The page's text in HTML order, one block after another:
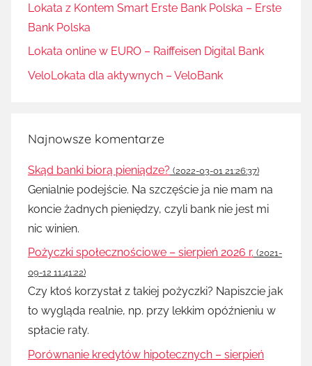
Lokata z Kontem Smart Erste Bank Polska – Erste
Bank Polska
Lokata online w EURO – Raiffeisen Digital Bank
VeloLokata dla aktywnych – VeloBank
Najnowsze komentarze
Skąd banki biorą pieniądze? (2022-03-01 21:26:37)
Genialnie podejście. Na szczęście ja nie mam na
koncie żadnych pieniędzy, czyli bank nie jest mi
nic winien.
Pożyczki społecznościowe – sierpień 2026 r. (2021-
09-12 11:41:22)
Czy ktoś korzystał z takiej pożyczki? Napiszcie jak
to wygląda realnie, np. przy lekkim opóźnieniu w
spłacie raty.
Porównanie kredytów hipotecznych – sierpień